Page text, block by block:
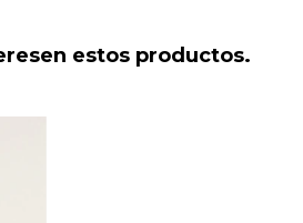
estos productos.